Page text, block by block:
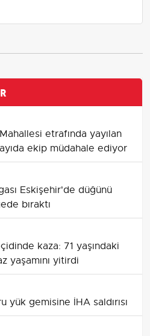
etrafında yayılan
ekip müdahale ediyor
Eskişehir'de düğünü
bıraktı
kaza: 71 yaşındaki
yaşamını yitirdi
yük gemisine İHA saldırısı